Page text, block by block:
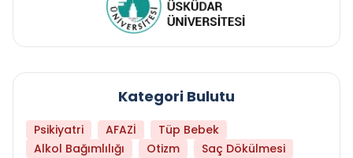
Kategori Bulutu
Psikiyatri AFAZİ
Tüp Bebek
Alkol Bağımlılığı
Otizm
Saç Dökülmesi